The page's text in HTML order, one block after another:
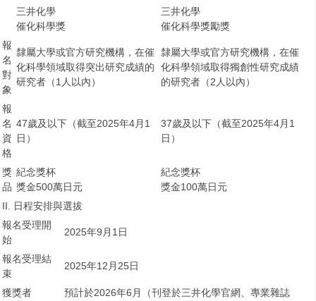
三井化學
催化科學獎
三井化學
催化科學獎勵獎
報
名
對
象
隸屬大學或官方研究機構，在催
化科學領域取得突出研究成績的
研究者（1人以內）
隸屬大學或官方研究機構，在催
化科學領域取得獨創性研究成績
的研究者（2人以內）
報
名
資
格
47歲及以下（截至2025年4月1
日）
37歲及以下（截至2025年4月1
日）
獎
品
紀念獎杯
獎金500萬日元
紀念獎杯
獎金100萬日元
II. 日程安排與選拔
報名受理開
始
2025年9月1日
報名受理結
束
2025年12月25日
獲獎者
預計於2026年6月（刊登於三井化學官網、專業雜誌